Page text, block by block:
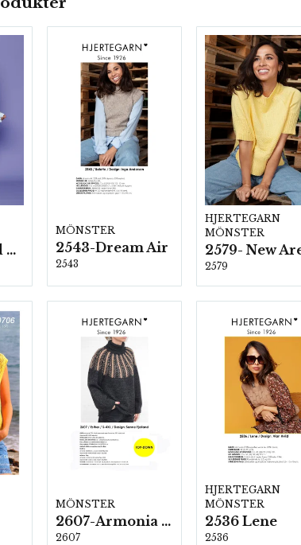
2583- Silk Kid Mohair
MÖNSTER
2543-Dream Air
2543
HJERTEGARN
MÖNSTER
2579
MÖNSTER
2607-Armonia och Alpaca 400
2607
HJERTEGARN
MÖNSTER
2536 Lene
2536